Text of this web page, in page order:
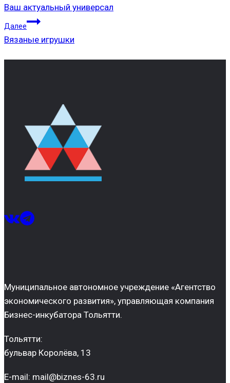
ПО
ЗАПИСЯМ
Ваш актуальный универсал
Далее
Вязаные игрушки
Муниципальное автономное учреждение «Агентство
экономического развития», управляющая компания
Бизнес-инкубатора Тольятти.
Тольятти:
бульвар Королёва, 13
E-mail: mail@biznes-63.ru